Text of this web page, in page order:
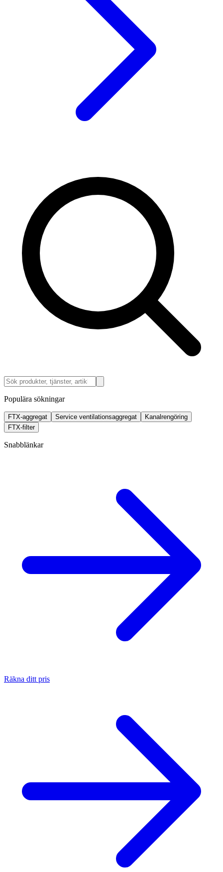
Populära sökningar
FTX-aggregat Service ventilationsaggregat
Kanalrengöring
FTX-filter
Snabblänkar
Räkna ditt pris